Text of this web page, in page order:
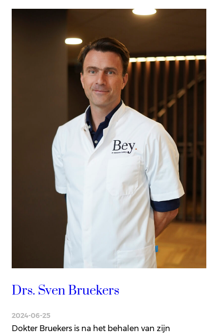
Drs. Sven Bruekers
2024-06-25
Dokter Bruekers is na het behalen van zijn